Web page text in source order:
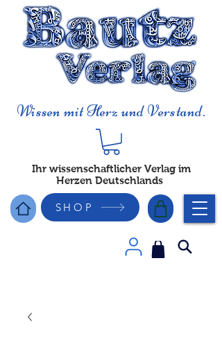
Wissen mit Herz und Verstand.
Ihr wissenschaftlicher Verlag im
Herzen Deutschlands
SHOP